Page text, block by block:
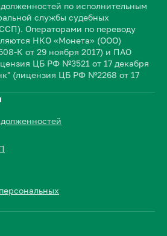
по исполнительным
службы судебных
Операторами по переводу
НКО «Монета» (ООО)
К от 29 ноября 2017) и ПАО
ЦБ РФ №3521 от 17 декабря
(лицензия ЦБ РФ №2268 от 17